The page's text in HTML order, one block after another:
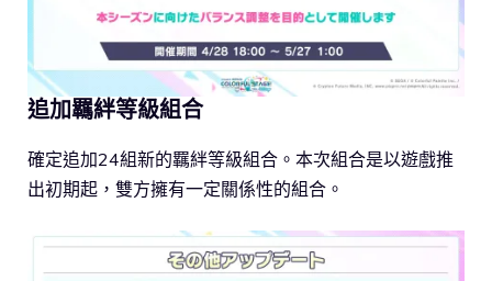
追加羈絆等級組合
確定追加24組新的羈絆等級組合。本次組合是以遊戲推
出初期起，雙方擁有一定關係性的組合。